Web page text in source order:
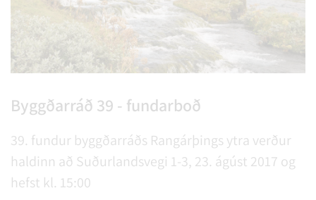
Byggðarráð 39 - fundarboð
39. fundur byggðarráðs Rangárþings ytra verður
haldinn að Suðurlandsvegi 1-3, 23. ágúst 2017 og
hefst kl. 15:00